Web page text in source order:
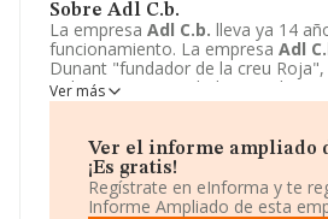
Sobre Adl C.b.
La empresa Adl C.b. lleva ya 14
funcionamiento. La empresa Adl
Dunant "fundador de la creu
Baleares. La actividad CNAE de
Comercio al por menor de
Ver más
Ver el informe ampliado
¡Es gratis!
Regístrate en eInforma y te
Informe Ampliado de esta